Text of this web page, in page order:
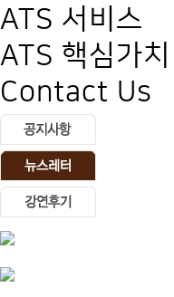
ATS 서비스
ATS 핵심가치
Contact Us